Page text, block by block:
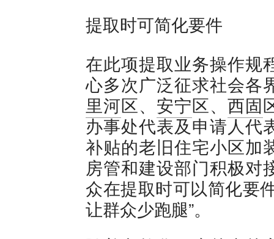
提取时可简化要件
在此项提取业务操作规
心多次广泛征求社会各
里河区、 安宁区、 西固
办事处代表及申请人代
补贴的老旧住宅小区加
房管和建设部门积极对
众在提取时可以简化要
让群众少跑腿”。